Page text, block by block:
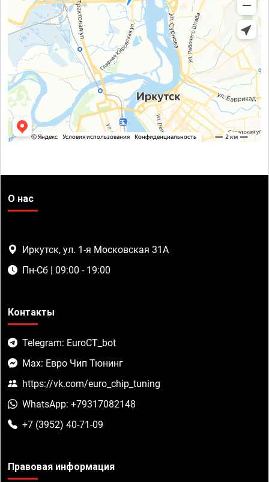
О нас
Иркутск, ул. 1-я Московская 31А
Пн-Сб | 09:00 - 19:00
Контакты
Telegram: EuroCT_bot
Max: Евро Чип Тюнинг
https://vk.com/euro_chip_tuning
WhatsApp: +79317082148
+7 (3952) 40-71-09
Правовая информация